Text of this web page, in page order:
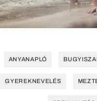
ANYANAPLÓ
GYEREKNEVELÉS